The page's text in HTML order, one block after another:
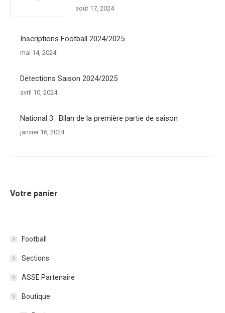
août 17, 2024
Inscriptions Football 2024/2025
mai 14, 2024
Détections Saison 2024/2025
avril 10, 2024
National 3 : Bilan de la première partie de saison
janvier 16, 2024
Votre panier
Football
Sections
ASSE Partenaire
Boutique